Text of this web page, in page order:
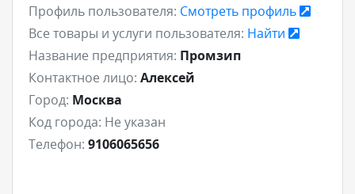
Профиль пользователя: Смотреть профиль
Все товары и услуги пользователя: Найти
Название предприятия: Промзип
Контактное лицо: Алексей
Город: Москва
Код города: Не указан
Телефон: 9106065656